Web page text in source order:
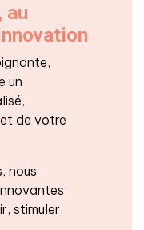
au
un
de votre
nous
stimuler,